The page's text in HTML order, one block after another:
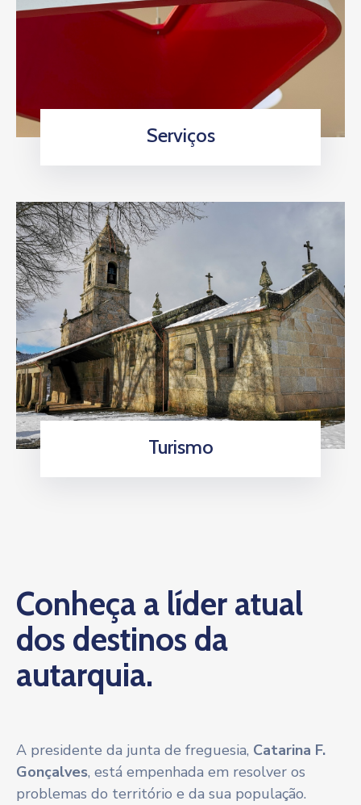
Serviços
Turismo
Conheça a líder atual
dos destinos da
autarquia.
A presidente da junta de freguesia, Catarina F.
Gonçalves, está empenhada em resolver os
problemas do território e da sua população.